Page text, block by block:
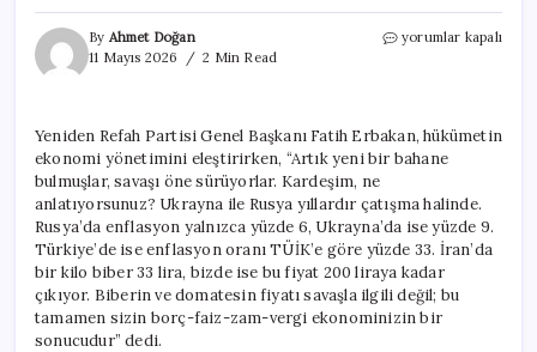
By Ahmet Doğan
11 Mayıs 2026
2 Min Read
Fatih
Fiyatlarındaki
Artış
İlgili
Değil;
Ekonomik
Politikalarınız
Yüzünden”
için
yorumlar kapalı
Yeniden Refah Partisi Genel Başkanı Fatih Erbakan, hükümetin
ekonomi yönetimini eleştirirken, “Artık yeni bir bahane
bulmuşlar, savaşı öne sürüyorlar. Kardeşim, ne
anlatıyorsunuz? Ukrayna ile Rusya yıllardır çatışma halinde.
Rusya’da enflasyon yalnızca yüzde 6, Ukrayna’da ise yüzde 9.
Türkiye’de ise enflasyon oranı TÜİK’e göre yüzde 33. İran’da
bir kilo biber 33 lira, bizde ise bu fiyat 200 liraya kadar
çıkıyor. Biberin ve domatesin fiyatı savaşla ilgili değil; bu
tamamen sizin borç-faiz-zam-vergi ekonominizin bir
sonucudur” dedi.